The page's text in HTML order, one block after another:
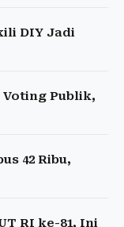
DIY Jadi
Voting Publik,
42 Ribu,
RI ke-81, Ini